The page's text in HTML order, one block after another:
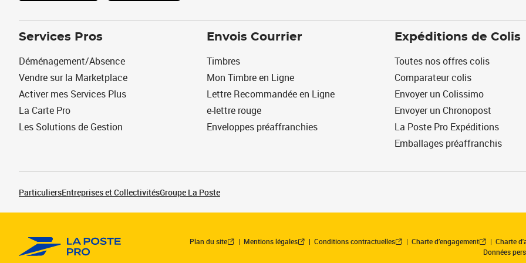
Services Pros
Déménagement/Absence
Vendre sur la Marketplace
Activer mes Services Plus
La Carte Pro
Les Solutions de Gestion
Envois Courrier
Timbres
Mon Timbre en Ligne
Lettre Recommandée en Ligne
e-lettre rouge
Enveloppes préaffranchies
Expéditions de Colis
Toutes nos offres colis
Comparateur colis
Envoyer un Colissimo
Envoyer un Chronopost
La Poste Pro Expéditions
Emballages préaffranchis
ParticuliersEntreprises et CollectivitésGroupe La Poste
Plan du site Mentions légales Conditions contractuelles Charte d’engagement Charte
Données